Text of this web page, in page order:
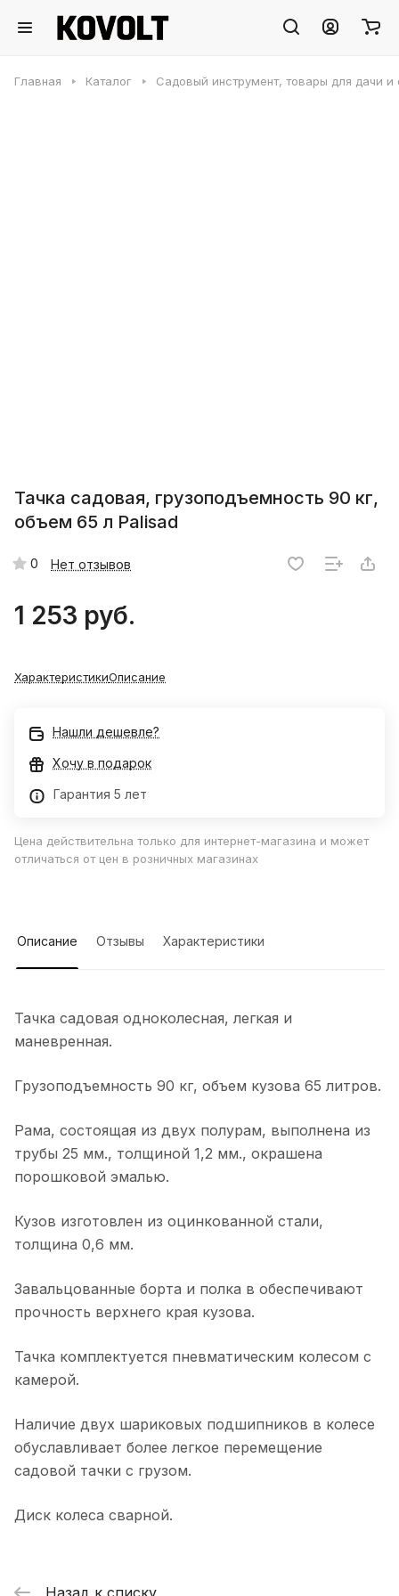
Главная Каталог Садовый инструмент, товары для дачи и
Тачка садовая, грузоподъемность 90 кг,
объем 65 л Palisad
0 Нет отзывов
1 253 руб.
ХарактеристикиОписание
Нашли дешевле?
Хочу в подарок
Гарантия 5 лет
Цена действительна только для интернет-магазина и может
отличаться от цен в розничных магазинах
Описание Отзывы Характеристики
Тачка садовая одноколесная, легкая и
маневренная.
Грузоподъемность 90 кг, объем кузова 65 литров.
Рама, состоящая из двух полурам, выполнена из
трубы 25 мм., толщиной 1,2 мм., окрашена
порошковой эмалью.
Кузов изготовлен из оцинкованной стали,
толщина 0,6 мм.
Завальцованные борта и полка в обеспечивают
прочность верхнего края кузова.
Тачка комплектуется пневматическим колесом с
камерой.
Наличие двух шариковых подшипников в колесе
обуславливает более легкое перемещение
садовой тачки с грузом.
Диск колеса сварной.
Назад к списку